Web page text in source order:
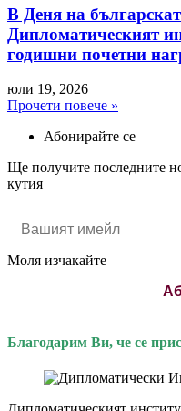
В Деня на
Дипломатическият
годишни почетни
юли 19, 2026
Прочети повече »
Абонирайте се
Ще получите последните
кутия
Моля изчакайте
Благодарим Ви, че се